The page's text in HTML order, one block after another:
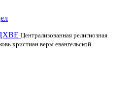
Централизованная религиозная
христиан веры евангельской